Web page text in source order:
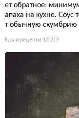
ет обратное:
апаха на кухне.
т обычную скумбрию
Еда и рецепты 13 219